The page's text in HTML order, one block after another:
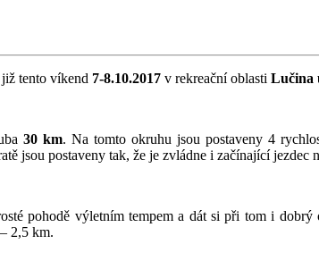
tento víkend 7-8.10.2017 v rekreační oblasti Lučina
30 km. Na tomto okruhu jsou postaveny 4
jsou postaveny tak, že je zvládne i začínající jezdec
pohodě výletním tempem a dát si při tom i
2,5 km.